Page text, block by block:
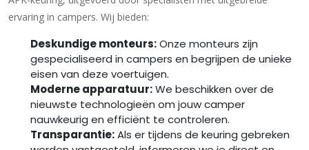
ervaring in campers. Wij bieden:
Deskundige monteurs:Onze monteurs zijn
gespecialiseerd in campers en begrijpen de unieke
eisen van deze voertuigen.
Moderne apparatuur:We beschikken over de
nieuwste technologieën om jouw camper
nauwkeurig en efficiënt te controleren.
Transparantie:Als er tijdens de keuring gebreken